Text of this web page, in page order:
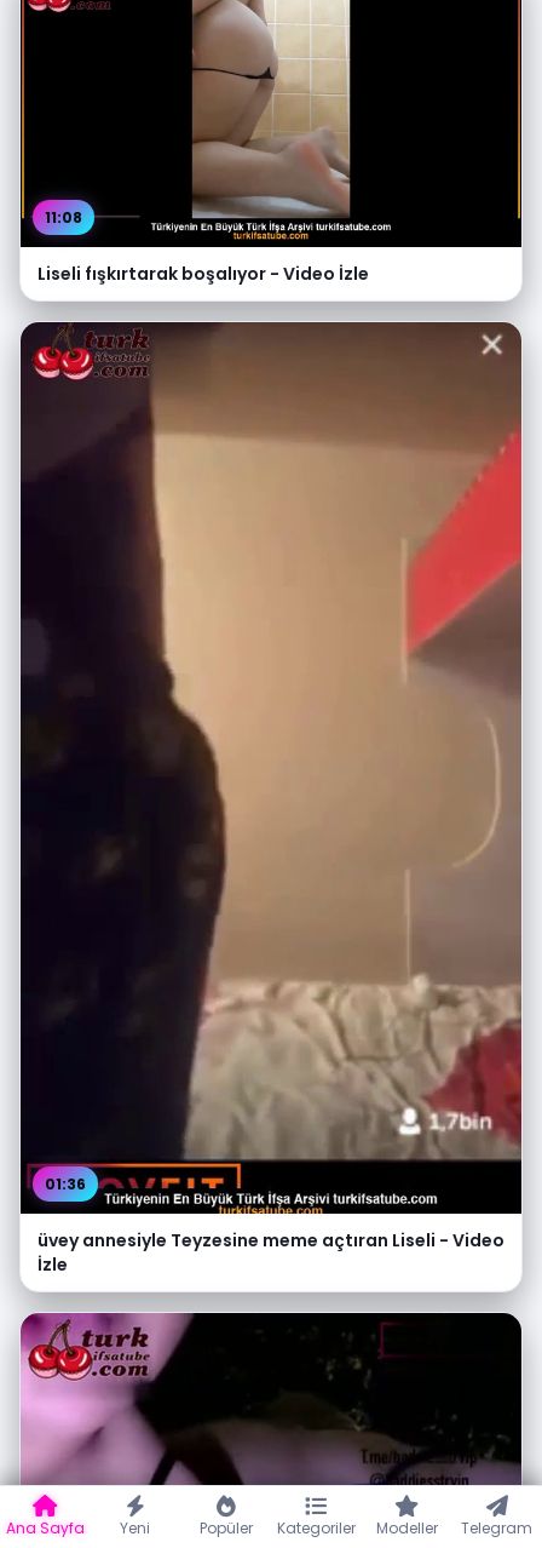
Ana Sayfa Yeni Popüler Kategoriler Modeller Telegram
11:08
Liseli fışkırtarak boşalıyor - Video İzle
01:36
üvey annesiyle Teyzesine meme açtıran Liseli - Video
İzle